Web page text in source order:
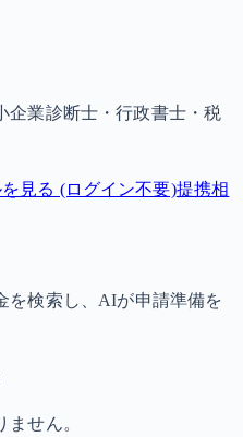
企業診断士・行政書士・税
見る (ログイン不要)提携相
を検索し、AIが申請準備を
せん。